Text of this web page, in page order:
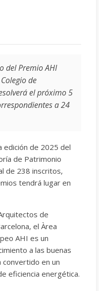
del Premio AHI
de
el próximo 5
a 24
edición de 2025 del
de Patrimonio
de 238 inscritos,
tendrá lugar en
de
el Àrea
AHI es un
a las buenas
convertido en un
eficiencia energética.